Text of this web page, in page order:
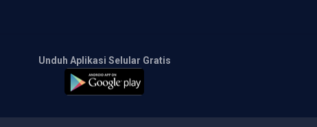
Unduh Aplikasi Selular Gratis